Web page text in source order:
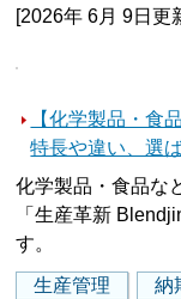
[2026年 6月 9日更
【化学製品・食
特長や違い、選
化学製品・食品な
「生産革新
す。
生産管理 納